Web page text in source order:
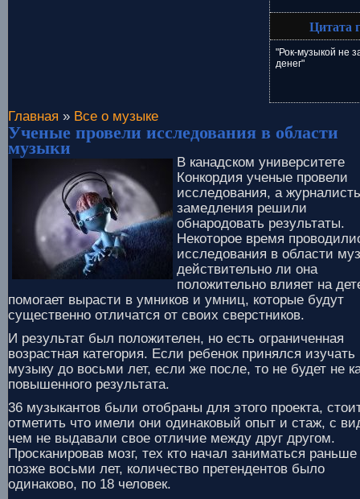
Цитата
"Рок-музыкой не
денег"
Главная » Все о музыке
Ученые провели исследования в области
музыки
В канадском университете
Конкордия ученые провели
исследования, а
замедления решили
обнародовать результаты.
Некоторое время
исследования в области
действительно ли она
положительно влияет на
помогает вырасти в умников и умниц, которые будут
существенно отличатся от своих сверстников.
И результат был положителен, но есть ограниченная
возрастная категория. Если ребенок принялся изучать
музыку до восьми лет, если же после, то не будет не
повышенного результата.
36 музыкантов были отобраны для этого проекта,
отметить что имели они одинаковый опыт и стаж, с
чем не выдавали свое отличие между друг другом.
Просканировав мозг, тех кто начал заниматься
позже восьми лет, количество претендентов было
одинаково, по 18 человек.